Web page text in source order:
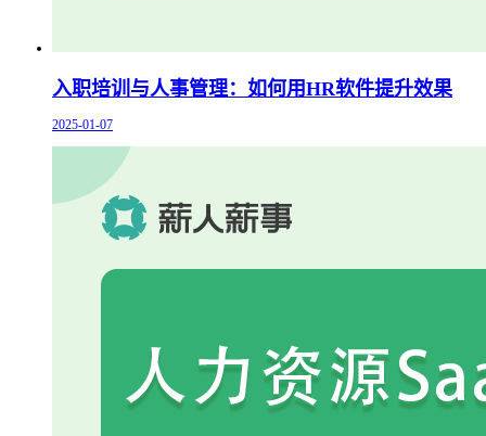
入职培训与人事管理：如何用HR软件提升效果
2025-01-07